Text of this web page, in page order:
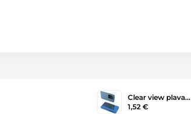
Clear view plava…
1,52 €